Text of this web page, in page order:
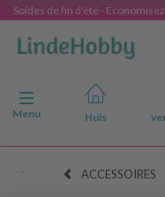
Soldes de fin d'été -
Navigatie in-/uitschakelen
Menu
Huis
ACCESSOIRES